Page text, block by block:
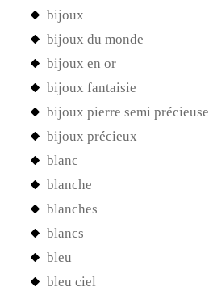
bijoux
bijoux du monde
bijoux en or
bijoux fantaisie
bijoux pierre semi précieuse
bijoux précieux
blanc
blanche
blanches
blancs
bleu
bleu ciel